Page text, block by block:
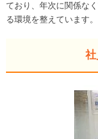
ており、年次に関係な
る環境を整えています。